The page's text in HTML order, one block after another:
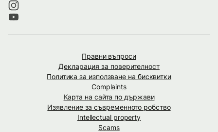
Правни въпроси
Декларация за поверителност
Политика за използване на бисквитки
Complaints
Карта на сайта по държави
Изявление за съвременното робство
Intellectual property
Scams